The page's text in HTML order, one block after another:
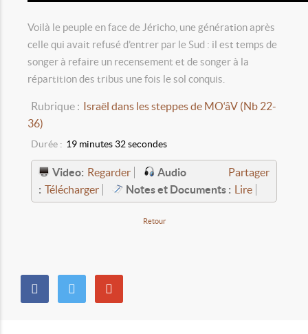
Voilà le peuple en face de Jéricho, une génération après
celle qui avait refusé d’entrer par le Sud : il est temps de
songer à refaire un recensement et de songer à la
répartition des tribus une fois le sol conquis.
Rubrique :
Israël dans les steppes de MO‘âV (Nb 22-
36)
Durée : 19 minutes 32 secondes
Partager
Video: Regarder
Audio
: Télécharger Notes et Documents : Lire
Retour